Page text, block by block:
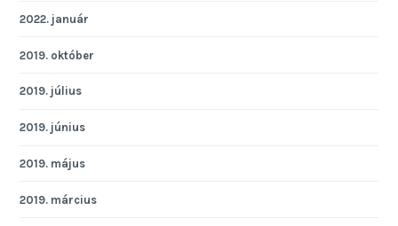
2022. január
2019. október
2019. július
2019. június
2019. május
2019. március